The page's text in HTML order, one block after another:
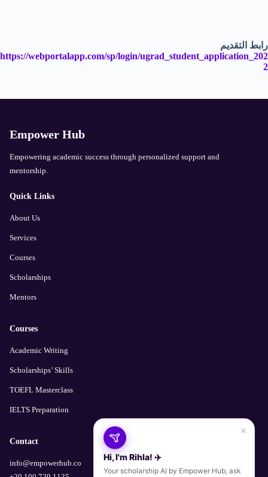
رابط التقديم
https://webportalapp.com/sp/login/ugrad_student_application_202
2
Empower Hub
Empowering academic success through personalized support and
mentorship.
Quick Links
About Us
Services
Courses
Scholarships
Mentors
Courses
Academic Writing
Scholarships’ Skills
TOEFL Masterclass
IELTS Preparation
×
Hi, I'm Rihla! ✈️
Your scholarship AI by Empower Hub, ask
Contact
info@empowerhub.co